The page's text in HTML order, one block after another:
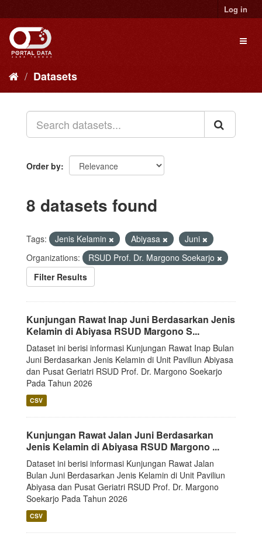
to
content
Log in
Datasets
Order by
8 datasets found
Tags: Jenis Kelamin Abiyasa
Juni
Organizations:
RSUD Prof. Dr. Margono Soekarjo
Filter Results
Kunjungan Rawat Inap Juni Berdasarkan Jenis
Kelamin di Abiyasa RSUD Margono S...
Dataset ini berisi informasi Kunjungan Rawat Inap Bulan
Juni Berdasarkan Jenis Kelamin di Unit Paviliun Abiyasa
dan Pusat Geriatri RSUD Prof. Dr. Margono Soekarjo
Pada Tahun 2026
CSV
Kunjungan Rawat Jalan Juni Berdasarkan
Jenis Kelamin di Abiyasa RSUD Margono ...
Dataset ini berisi informasi Kunjungan Rawat Jalan
Bulan Juni Berdasarkan Jenis Kelamin di Unit Paviliun
Abiyasa dan Pusat Geriatri RSUD Prof. Dr. Margono
Soekarjo Pada Tahun 2026
CSV